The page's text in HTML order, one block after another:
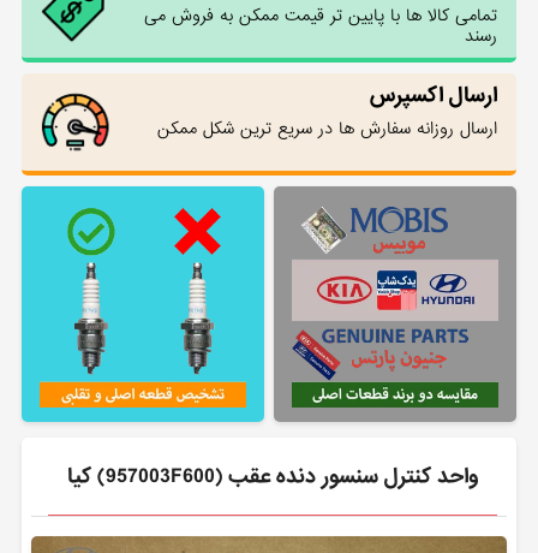
تمامی کالا ها با پایین تر قیمت ممکن به فروش می
رسند
ارسال اکسپرس
ارسال روزانه سفارش ها در سریع ترین شکل ممکن
واحد كنترل سنسور دنده عقب (957003F600) کیا